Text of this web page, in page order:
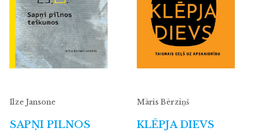
Ilze Jansone
SAPŅI PILNOS
Māris Bērziņš
KLĒPJA DIEVS